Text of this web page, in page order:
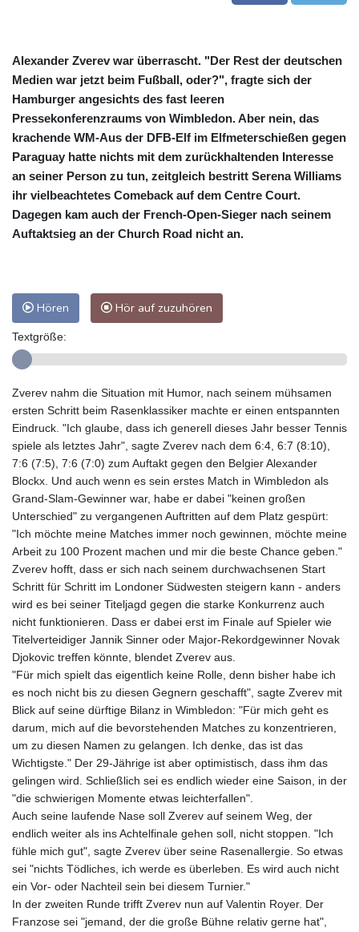
Alexander Zverev war überrascht. "Der Rest der deutschen
Medien war jetzt beim Fußball, oder?", fragte sich der
Hamburger angesichts des fast leeren
Pressekonferenzraums von Wimbledon. Aber nein, das
krachende WM-Aus der DFB-Elf im Elfmeterschießen gegen
Paraguay hatte nichts mit dem zurückhaltenden Interesse
an seiner Person zu tun, zeitgleich bestritt Serena Williams
ihr vielbeachtetes Comeback auf dem Centre Court.
Dagegen kam auch der French-Open-Sieger nach seinem
Auftaktsieg an der Church Road nicht an.
Hören Hör auf zuzuhören
Textgröße:
Zverev nahm die Situation mit Humor, nach seinem mühsamen
ersten Schritt beim Rasenklassiker machte er einen entspannten
Eindruck. "Ich glaube, dass ich generell dieses Jahr besser Tennis
spiele als letztes Jahr", sagte Zverev nach dem 6:4, 6:7 (8:10),
7:6 (7:5), 7:6 (7:0) zum Auftakt gegen den Belgier Alexander
Blockx. Und auch wenn es sein erstes Match in Wimbledon als
Grand-Slam-Gewinner war, habe er dabei "keinen großen
Unterschied" zu vergangenen Auftritten auf dem Platz gespürt:
"Ich möchte meine Matches immer noch gewinnen, möchte meine
Arbeit zu 100 Prozent machen und mir die beste Chance geben."
Zverev hofft, dass er sich nach seinem durchwachsenen Start
Schritt für Schritt im Londoner Südwesten steigern kann - anders
wird es bei seiner Titeljagd gegen die starke Konkurrenz auch
nicht funktionieren. Dass er dabei erst im Finale auf Spieler wie
Titelverteidiger Jannik Sinner oder Major-Rekordgewinner Novak
Djokovic treffen könnte, blendet Zverev aus.
"Für mich spielt das eigentlich keine Rolle, denn bisher habe ich
es noch nicht bis zu diesen Gegnern geschafft", sagte Zverev mit
Blick auf seine dürftige Bilanz in Wimbledon: "Für mich geht es
darum, mich auf die bevorstehenden Matches zu konzentrieren,
um zu diesen Namen zu gelangen. Ich denke, das ist das
Wichtigste." Der 29-Jährige ist aber optimistisch, dass ihm das
gelingen wird. Schließlich sei es endlich wieder eine Saison, in der
"die schwierigen Momente etwas leichterfallen".
Auch seine laufende Nase soll Zverev auf seinem Weg, der
endlich weiter als ins Achtelfinale gehen soll, nicht stoppen. "Ich
fühle mich gut", sagte Zverev über seine Rasenallergie. So etwas
sei "nichts Tödliches, ich werde es überleben. Es wird auch nicht
ein Vor- oder Nachteil sein bei diesem Turnier."
In der zweiten Runde trifft Zverev nun auf Valentin Royer. Der
Franzose sei "jemand, der die große Bühne relativ gerne hat",